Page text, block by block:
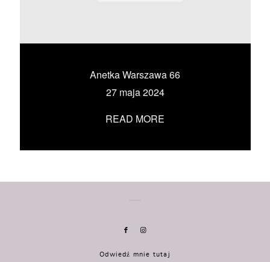
Anetka Warszawa 66
27 maja 2024
READ MORE
UMÓW SIĘ ZE MNĄ →
Odwiedź mnie tutaj